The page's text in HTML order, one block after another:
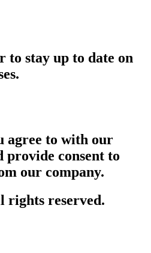
to stay up to date on
agree to with our
consent to
our company.
rights reserved.